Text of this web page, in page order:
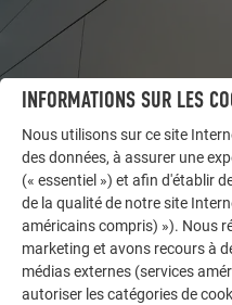
LAISSEZ-VOUS INSPIRER
AUTRES BÂTIMENTS
INFORMATIONS SUR LES
Nous utilisons sur ce site
des données, à assurer une
(« essentiel ») et afin d'établir
de la qualité de notre site
américains compris) »). Nous
marketing et avons recours à
médias externes (services
autoriser les catégories de